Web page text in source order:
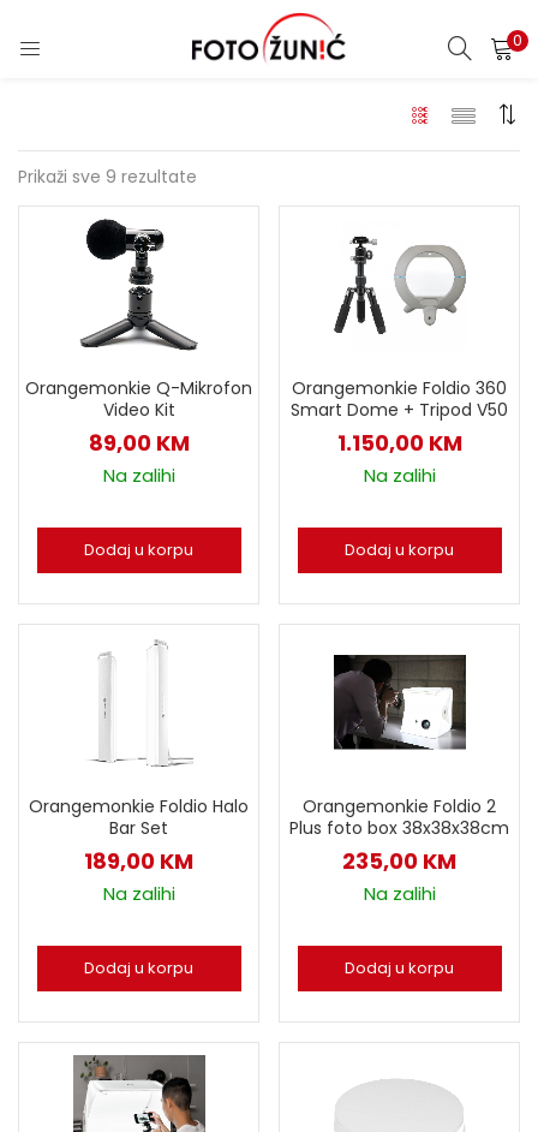
0
Prikaži sve 9 rezultate
Orangemonkie Q-Mikrofon
Video Kit
89,00 KM
Na zalihi
Dodaj u korpu
Orangemonkie Foldio 360
Smart Dome + Tripod V50
1.150,00 KM
Na zalihi
Dodaj u korpu
Orangemonkie Foldio Halo
Bar Set
189,00 KM
Na zalihi
Dodaj u korpu
Orangemonkie Foldio 2
Plus foto box 38x38x38cm
235,00 KM
Na zalihi
Dodaj u korpu